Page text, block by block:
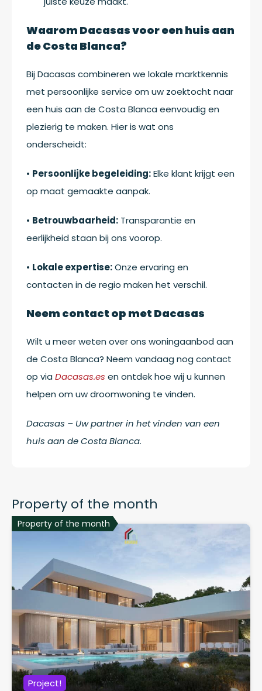
Waarom Dacasas voor een huis aan
de Costa Blanca?
Bij Dacasas combineren we lokale marktkennis
met persoonlijke service om uw zoektocht naar
een huis aan de Costa Blanca eenvoudig en
plezierig te maken. Hier is wat ons
onderscheidt:
• Persoonlijke begeleiding:Elke klant krijgt een
op maat gemaakte aanpak.
• Betrouwbaarheid: Transparantie en
eerlijkheid staan bij ons voorop.
• Lokale expertise:Onze ervaring en
contacten in de regio maken het verschil.
Neem contact op met Dacasas
Wilt u meer weten over ons woningaanbod aan
de Costa Blanca? Neem vandaag nog contact
op via Dacasas.es en ontdek hoe wij u kunnen
helpen om uw droomwoning te vinden.
Dacasas – Uw partner in het vinden van een
huis aan de Costa Blanca.
Property of the month
Property of the month
Project!